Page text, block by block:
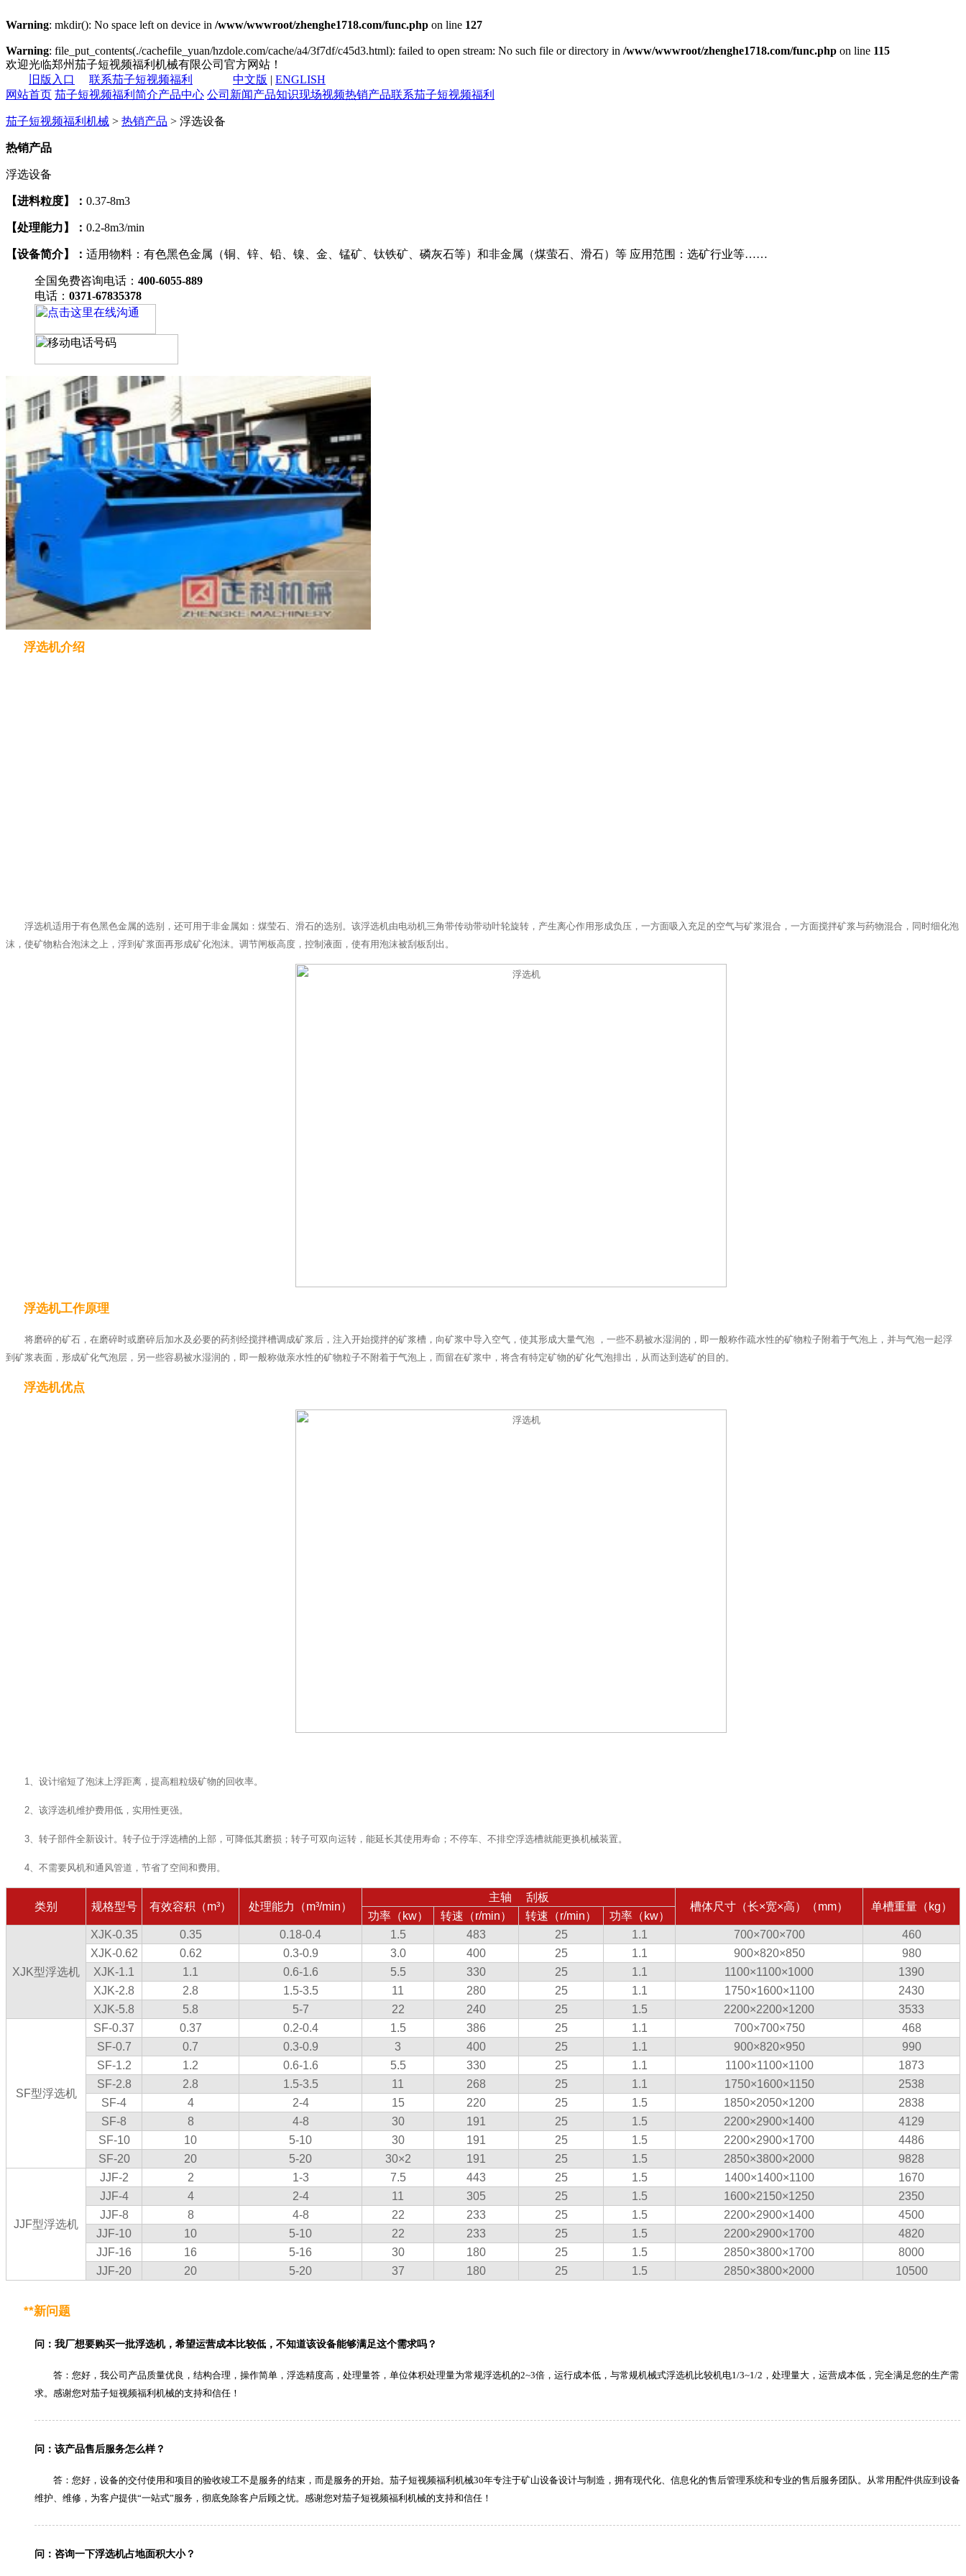
Warning: mkdir(): No space left on device in /www/wwwroot/zhenghe1718.com/func.php on line 127
Warning: file_put_contents(./cachefile_yuan/hzdole.com/cache/a4/3f7df/c45d3.html): failed to open stream: No such file or directory in /www/wwwroot/zhenghe1718.com/func.php on line 115
欢迎光临郑州茄子短视频福利机械有限公司官方网站！
旧版入口
联系茄子短视频福利 中文版 | ENGLISH
网站首页 茄子短视频福利简介产品中心 公司新闻产品知识现场视频热销产品联系茄子短视频福利
茄子短视频福利机械 > 热销产品 > 浮选设备
热销产品
浮选设备
【进料粒度】： 0.37-8m3
【处理能力】： 0.2-8m3/min
【设备简介】： 适用物料：有色黑色金属（铜、锌、铅、镍、金、锰矿、钛铁矿、磷灰石等）和非金属（煤萤石、滑石）等 应用范围：选矿行业等……
全国免费咨询电话： 400-6055-889
电话： 0371-67835378
浮选机介绍
浮选机适用于有色黑色金属的选别，还可用于非金属如：煤莹石、滑石的选别。该浮选机由电动机三角带传动带动叶轮旋转，产生离心作用形成负压，一方面吸入充足的空气与矿浆混合，一方面搅拌矿浆与药物混合，同时细化泡
沫，使矿物粘合泡沫之上，浮到矿浆面再形成矿化泡沫。调节闸板高度，控制液面，使有用泡沫被刮板刮出。
浮选机工作原理
将磨碎的矿石，在磨碎时或磨碎后加水及必要的药剂经搅拌槽调成矿浆后，注入开始搅拌的矿浆槽，向矿浆中导入空气，使其形成大量气泡 ，一些不易被水湿润的，即一般称作疏水性的矿物粒子附着于气泡上，并与气泡一起浮
到矿浆表面，形成矿化气泡层，另一些容易被水湿润的，即一般称做亲水性的矿物粒子不附着于气泡上，而留在矿浆中，将含有特定矿物的矿化气泡排出，从而达到选矿的目的。
浮选机优点
1、设计缩短了泡沫上浮距离，提高粗粒级矿物的回收率。
2、该浮选机维护费用低，实用性更强。
3、转子部件全新设计。转子位于浮选槽的上部，可降低其磨损；转子可双向运转，能延长其使用寿命；不停车、不排空浮选槽就能更换机械装置。
4、不需要风机和通风管道，节省了空间和费用。
类别 规格型号 有效容积（m³） 处理能力（m³/min）
主轴 刮板
槽体尺寸（长×宽×高）（mm） 单槽重量（kg）
功率（kw） 转速（r/min） 转速（r/min） 功率（kw）
XJK型浮选机
XJK-0.35 0.35 0.18-0.4 1.5 483 25 1.1 700×700×700
460
XJK-0.62
0.62 0.3-0.9 3.0 400 25 1.1 900×820×850
980
XJK-1.1
1.1 0.6-1.6 5.5 330 25 1.1 1100×1100×1000
1390
XJK-2.8
2.8 1.5-3.5 11 280 25 1.1 1750×1600×1100
2430
XJK-5.8
5.8 5-7 22 240 25 1.5 2200×2200×1200 3533
SF型浮选机
SF-0.37 0.37 0.2-0.4 1.5 386 25 1.1 700×700×750
468
SF-0.7
0.7 0.3-0.9 3 400 25 1.1 900×820×950
990
SF-1.2
1.2 0.6-1.6 5.5 330 25 1.1 1100×1100×1100
1873
SF-2.8
2.8 1.5-3.5 11 268 25 1.1 1750×1600×1150
2538
SF-4
4 2-4 15 220 25 1.5 1850×2050×1200
2838
SF-8
8 4-8 30 191 25 1.5 2200×2900×1400
4129
SF-10
10 5-10 30 191 25 1.5 2200×2900×1700
4486
SF-20
20 5-20 30×2 191 25 1.5 2850×3800×2000 9828
JJF型浮选机
JJF-2 2 1-3 7.5 443 25 1.5 1400×1400×1100
1670
JJF-4
4 2-4 11 305 25 1.5 1600×2150×1250
2350
JJF-8
8 4-8 22 233 25 1.5 2200×2900×1400
4500
JJF-10
10 5-10 22 233 25 1.5 2200×2900×1700
4820
JJF-16
16 5-16 30 180 25 1.5 2850×3800×1700
8000
JJF-20
20 5-20 37 180 25 1.5 2850×3800×2000 10500
**新问题
问：我厂想要购买一批浮选机，希望运营成本比较低，不知道该设备能够满足这个需求吗？
答：您好，我公司产品质量优良，结构合理，操作简单，浮选精度高，处理量答，单位体积处理量为常规浮选机的2~3倍，运行成本低，与常规机械式浮选机比较机电1/3~1/2，处理量大，运营成本低，完全满足您的生产需
求。感谢您对茄子短视频福利机械的支持和信任！
问：该产品售后服务怎么样？
答：您好，设备的交付使用和项目的验收竣工不是服务的结束，而是服务的开始。茄子短视频福利机械30年专注于矿山设备设计与制造，拥有现代化、信息化的售后管理系统和专业的售后服务团队。从常用配件供应到设备
维护、维修，为客户提供“一站式”服务，彻底免除客户后顾之忧。感谢您对茄子短视频福利机械的支持和信任！
问：咨询一下浮选机占地面积大小？